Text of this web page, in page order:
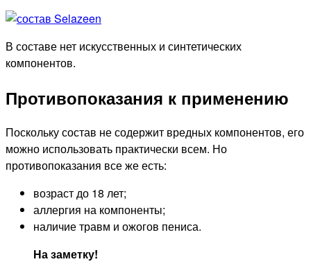
В составе нет искусственных и синтетических
компонентов.
Противопоказания к применению
Поскольку состав не содержит вредных компонентов, его
можно использовать практически всем. Но
противопоказания все же есть:
возраст до 18 лет;
аллергия на компоненты;
наличие травм и ожогов пениса.
На заметку!